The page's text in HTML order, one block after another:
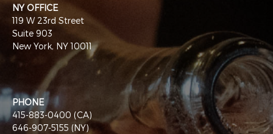
NY OFFICE
119 W 23rd Street
Suite 903
New York, NY 10011
PHONE
415-883-0400 (CA)
646-907-5155 (NY)